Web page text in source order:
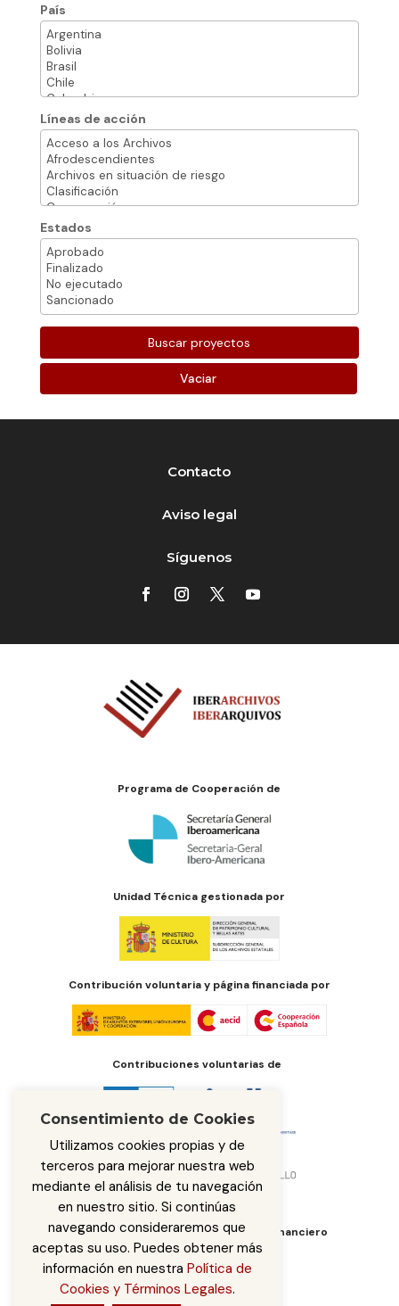
País
Líneas de acción
Estados
Vaciar
Contacto
Aviso legal
Síguenos
Programa de Cooperación de
Unidad Técnica gestionada por
Contribución voluntaria y página financiada por
Contribuciones voluntarias de
Órgano de administración del fondo financiero
Consentimiento de Cookies
Utilizamos cookies propias y de
terceros para mejorar nuestra web
mediante el análisis de tu navegación
en nuestro sitio. Si continúas
navegando consideraremos que
aceptas su uso. Puedes obtener más
información en nuestra Política de
Cookies y Términos Legales.